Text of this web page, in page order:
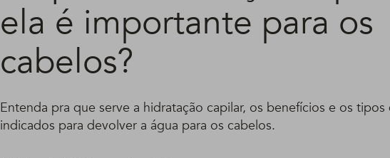
ela é importante para os
cabelos?
Entenda pra que serve a hidratação capilar, os benefícios e os
indicados para devolver a água para os cabelos.